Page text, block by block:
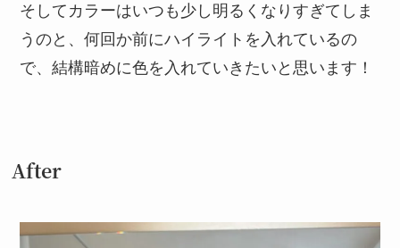
そしてカラーはいつも少し明るくなりすぎてしま
うのと、何回か前にハイライトを入れているの
で、結構暗めに色を入れていきたいと思います！
After